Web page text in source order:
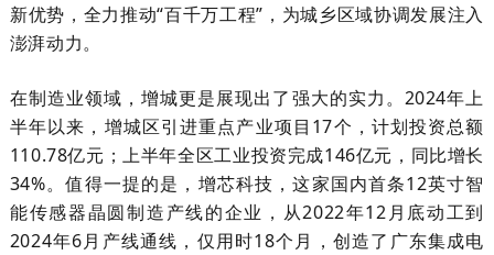
新优势，全力推动“百千万工程”，为城乡区域协调发展注入
澎湃动力。
在制造业领域，增城更是展现出了强大的实力。2024年上
半年以来，增城区引进重点产业项目17个，计划投资总额
110.78亿元；上半年全区工业投资完成146亿元，同比增长
34%。值得一提的是，增芯科技，这家国内首条12英寸智
能传感器晶圆制造产线的企业，从2022年12月底动工到
2024年6月产线通线，仅用时18个月，创造了广东集成电